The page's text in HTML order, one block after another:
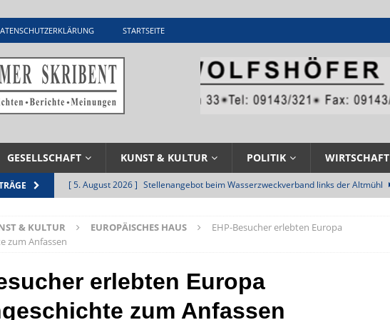
STARTSEITE
GESELLSCHAFT KUNST & KULTUR POLITIK WIRTSCHAFT
[ 5. August 2026 ] Stellenangebot beim Wasserzweckverband links der Altmühl
[ 5. August 2026 ] Feuerwehr Pappenheim im Einsatz bei Brand im Solnhofener
[ 4. August 2026 ] Militärgeschichte paddelt in Pappenheim bis heute mit
VERANSTALTUNGEN
& KULTUR EUROPÄISCHES HAUS
EHP-Besucher erlebten Europa
zum Anfassen
erlebten Europa
zum Anfassen